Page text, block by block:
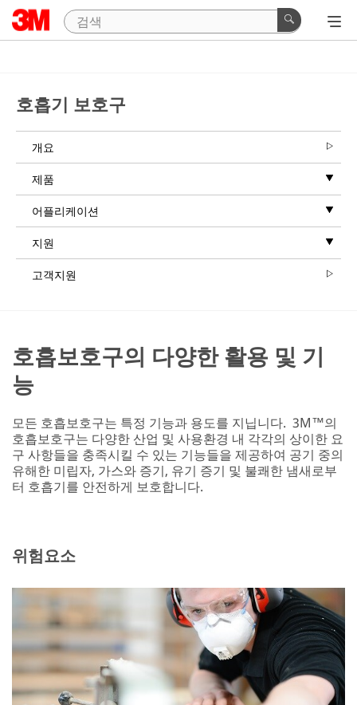
호흡기 보호구
개요
제품
어플리케이션
지원
고객지원
호흡보호구의 다양한 활용 및 기
능
모든 호흡보호구는 특정 기능과 용도를 지닙니다. 3M™의
호흡보호구는 다양한 산업 및 사용환경 내 각각의 상이한 요
구 사항들을 충족시킬 수 있는 기능들을 제공하여 공기 중의
유해한 미립자, 가스와 증기, 유기 증기 및 불쾌한 냄새로부
터 호흡기를 안전하게 보호합니다.
위험요소